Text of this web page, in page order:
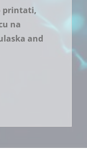
printati,
na
and